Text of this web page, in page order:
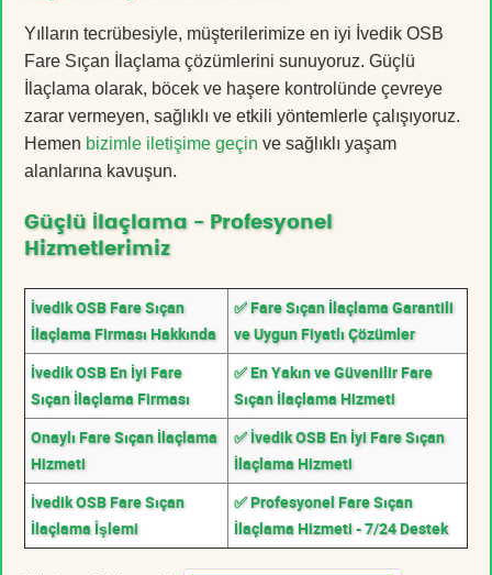
Yılların tecrübesiyle, müşterilerimize en iyi İvedik OSB
Fare Sıçan İlaçlama çözümlerini sunuyoruz. Güçlü
İlaçlama olarak, böcek ve haşere kontrolünde çevreye
zarar vermeyen, sağlıklı ve etkili yöntemlerle çalışıyoruz.
Hemen bizimle iletişime geçin ve sağlıklı yaşam
alanlarına kavuşun.
Güçlü İlaçlama - Profesyonel
Hizmetlerimiz
İvedik OSB Fare Sıçan
İlaçlama Firması Hakkında
✅ Fare Sıçan İlaçlama Garantili
ve Uygun Fiyatlı Çözümler
İvedik OSB En İyi Fare
Sıçan İlaçlama Firması
✅ En Yakın ve Güvenilir Fare
Sıçan İlaçlama Hizmeti
Onaylı Fare Sıçan İlaçlama
Hizmeti
✅ İvedik OSB En İyi Fare Sıçan
İlaçlama Hizmeti
İvedik OSB Fare Sıçan
İlaçlama İşlemi
✅ Profesyonel Fare Sıçan
İlaçlama Hizmeti - 7/24 Destek